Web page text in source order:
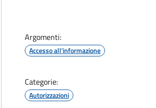
Argomenti:
Accesso all'informazione
Categorie:
Autorizzazioni